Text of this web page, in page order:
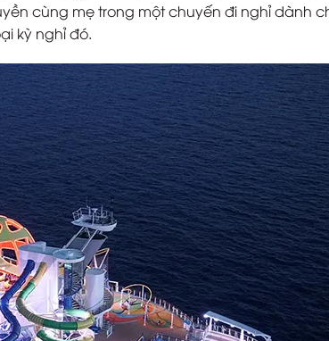
cùng mẹ trong một chuyến đi nghỉ dành
kỳ nghỉ đó.